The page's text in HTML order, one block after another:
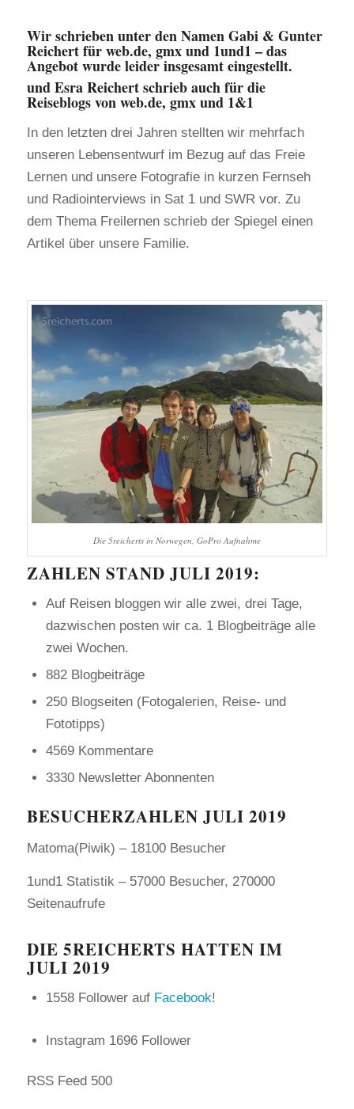
Wir schrieben unter den Namen Gabi & Gunter
Reichert für web.de, gmx und 1und1 – das
Angebot wurde leider insgesamt eingestellt.
und Esra Reichert schrieb auch für die
Reiseblogs von web.de, gmx und 1&1
In den letzten drei Jahren stellten wir mehrfach
unseren Lebensentwurf im Bezug auf das Freie
Lernen und unsere Fotografie in kurzen Fernseh
und Radiointerviews in Sat 1 und SWR vor. Zu
dem Thema Freilernen schrieb der Spiegel einen
Artikel über unsere Familie.
Die 5reicherts in Norwegen, GoPro Aufnahme
ZAHLEN STAND JULI 2019:
Auf Reisen bloggen wir alle zwei, drei Tage,
dazwischen posten wir ca. 1 Blogbeiträge alle
zwei Wochen.
882 Blogbeiträge
250 Blogseiten (Fotogalerien, Reise- und
Fototipps)
4569 Kommentare
3330 Newsletter Abonnenten
BESUCHERZAHLEN JULI 2019
Matoma(Piwik) – 18100 Besucher
1und1 Statistik – 57000 Besucher, 270000
Seitenaufrufe
DIE 5REICHERTS HATTEN IM
JULI 2019
1558 Follower auf Facebook!
Instagram 1696 Follower
RSS Feed 500